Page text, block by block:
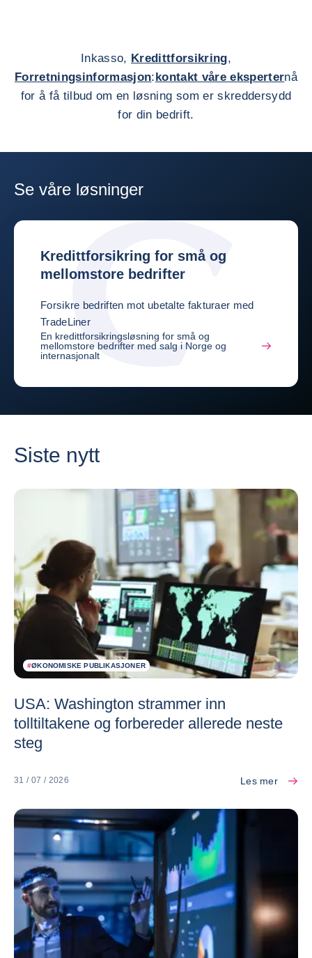
Inkasso, Kredittforsikring,
Forretningsinformasjon:kontakt våre eksperternå
for å få tilbud om en løsning som er skreddersydd
for din bedrift.
Se våre løsninger
Kredittforsikring for små og
mellomstore bedrifter
Forsikre bedriften mot ubetalte fakturaer med
TradeLiner
En kredittforsikringsløsning for små og
mellomstore bedrifter med salg i Norge og
internasjonalt
Siste nytt
#ØKONOMISKE PUBLIKASJONER
USA: Washington strammer inn
tolltiltakene og forbereder allerede neste
steg
31 / 07 / 2026 Les mer